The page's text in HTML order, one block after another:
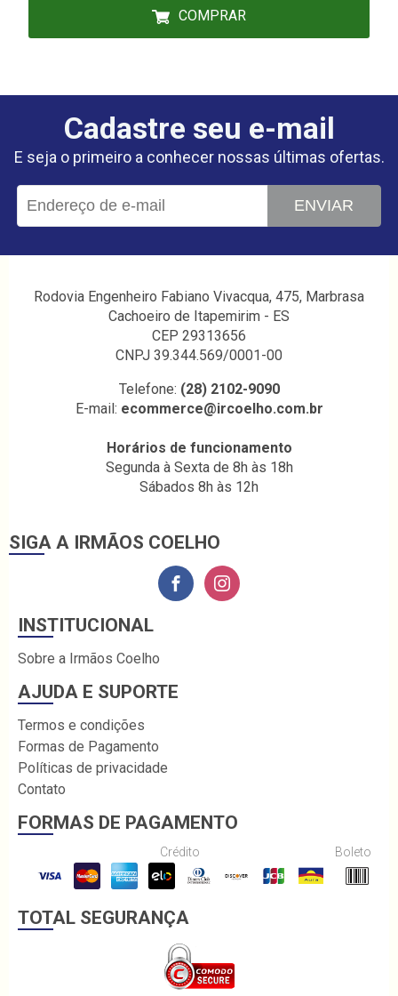
COMPRAR
Cadastre seu e-mail
E seja o primeiro a conhecer nossas últimas ofertas.
ENVIAR
Rodovia Engenheiro Fabiano Vivacqua, 475, Marbrasa
Cachoeiro de Itapemirim - ES
CEP 29313656
CNPJ 39.344.569/0001-00
Telefone: (28) 2102-9090
E-mail: ecommerce@ircoelho.com.br
Horários de funcionamento
Segunda à Sexta de 8h às 18h
Sábados 8h às 12h
SIGA A IRMÃOS COELHO
INSTITUCIONAL
Sobre a Irmãos Coelho
AJUDA E SUPORTE
Termos e condições
Formas de Pagamento
Políticas de privacidade
Contato
FORMAS DE PAGAMENTO
Crédito Boleto
TOTAL SEGURANÇA